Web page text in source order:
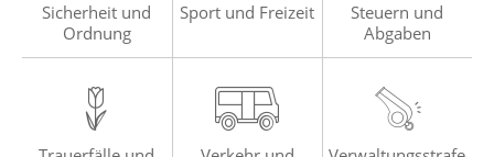
Sicherheit und
Ordnung
Sport und Freizeit
Steuern und
Abgaben